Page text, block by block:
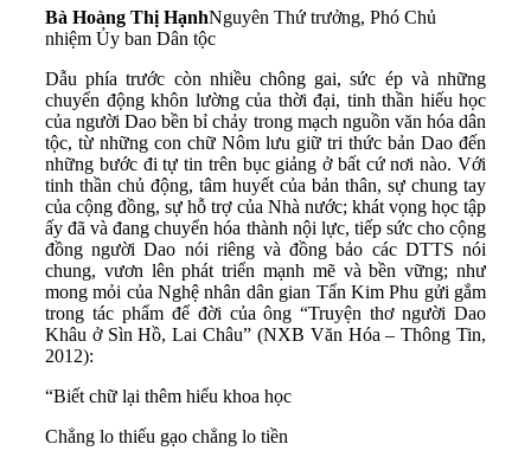
Bà Hoàng Thị HạnhNguyên Thứ trưởng, Phó Chủ
nhiệm Ủy ban Dân tộc
Dẫu phía trước còn nhiều chông gai, sức ép và những
chuyển động khôn lường của thời đại, tinh thần hiếu học
của người Dao bền bỉ chảy trong mạch nguồn văn hóa dân
tộc, từ những con chữ Nôm lưu giữ tri thức bản Dao đến
những bước đi tự tin trên bục giảng ở bất cứ nơi nào. Với
tinh thần chủ động, tâm huyết của bản thân, sự chung tay
của cộng đồng, sự hỗ trợ của Nhà nước; khát vọng học tập
ấy đã và đang chuyển hóa thành nội lực, tiếp sức cho cộng
đồng người Dao nói riêng và đồng bảo các DTTS nói
chung, vươn lên phát triển mạnh mẽ và bền vững; như
mong mỏi của Nghệ nhân dân gian Tẩn Kim Phu gửi gắm
trong tác phẩm để đời của ông “Truyện thơ người Dao
Khâu ở Sìn Hồ, Lai Châu” (NXB Văn Hóa – Thông Tin,
2012):
“Biết chữ lại thêm hiểu khoa học
Chẳng lo thiếu gạo chẳng lo tiền